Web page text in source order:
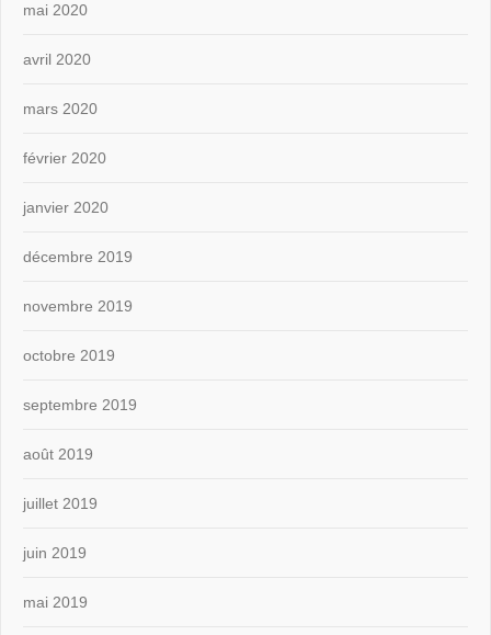
mai 2020
avril 2020
mars 2020
février 2020
janvier 2020
décembre 2019
novembre 2019
octobre 2019
septembre 2019
août 2019
juillet 2019
juin 2019
mai 2019